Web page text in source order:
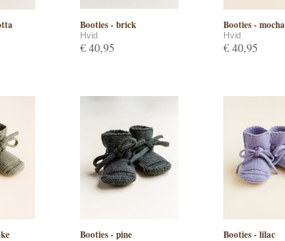
Booties - brick
Hvid
€ 40,95
Booties - mocha
Hvid
€ 40,95
Booties - pine Booties - lilac